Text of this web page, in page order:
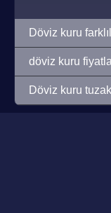
Döviz kuru
döviz kuru
Döviz kuru